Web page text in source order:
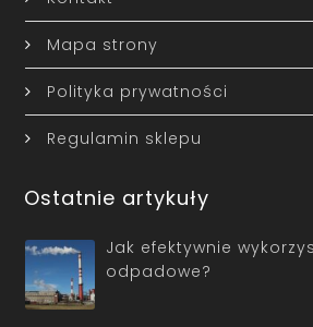
Mapa strony
Polityka prywatności
Regulamin sklepu
Ostatnie artykuły
Jak efektywnie
odpadowe?